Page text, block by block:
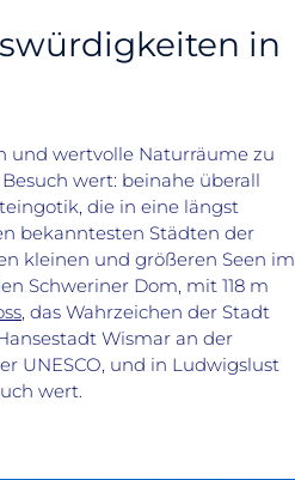
in
und wertvolle Naturräume zu
esuch wert: beinahe überall
die in eine längst
bekanntesten Städten der
kleinen und größeren Seen im
Schweriner Dom, mit 118 m
, das Wahrzeichen der Stadt
Wismar an der
UNESCO, und in Ludwigslust
wert.